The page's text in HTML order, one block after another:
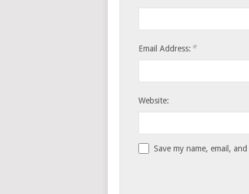
Email Address: *
Website:
Save my name, email,